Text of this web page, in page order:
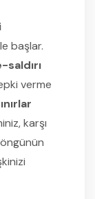
başlar.
verme
karşı